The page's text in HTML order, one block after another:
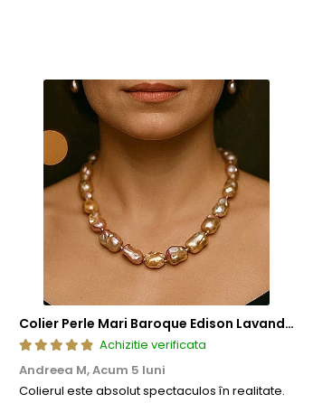
Colier Perle Mari Baroque Edison Lavandă, Calitatea AAA, Aur 14K | KASKADDA®
Achizitie verificata
Andreea M,Acum 5 luni
Colierul este absolut spectaculos în realitate.